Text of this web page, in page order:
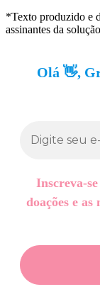
*Texto produzido e
assinantes da solução
Olá 👋,
Inscreva-
doações e